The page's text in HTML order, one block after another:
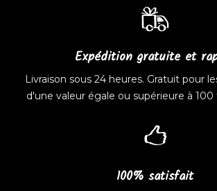
Expédition gratuite et
Livraison sous 24 heures. Gratuit pour
d'une valeur égale ou supérieure à 100
100% satisfait